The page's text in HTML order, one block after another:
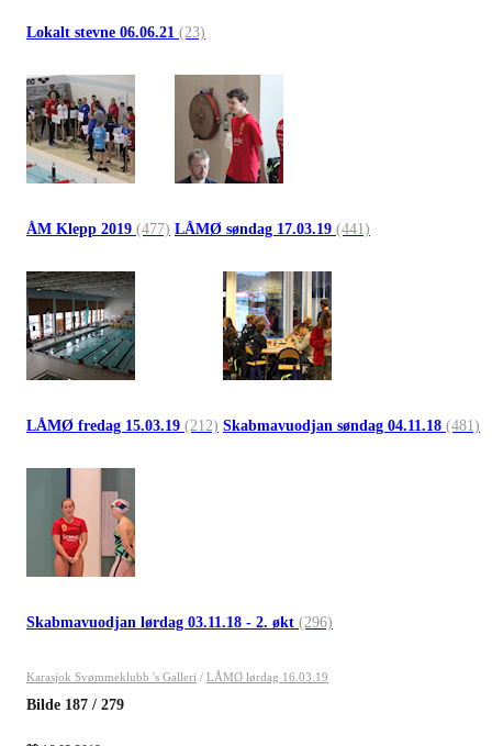
Lokalt stevne 06.06.21 (23)
ÅM Klepp 2019 (477) LÅMØ søndag 17.03.19 (441)
LÅMØ fredag 15.03.19 (212) Skabmavuodjan søndag 04.11.18 (481)
Skabmavuodjan lørdag 03.11.18 - 2. økt (296)
Karasjok Svømmeklubb 's Galleri / LÅMØ lørdag 16.03.19
Bilde 187 / 279